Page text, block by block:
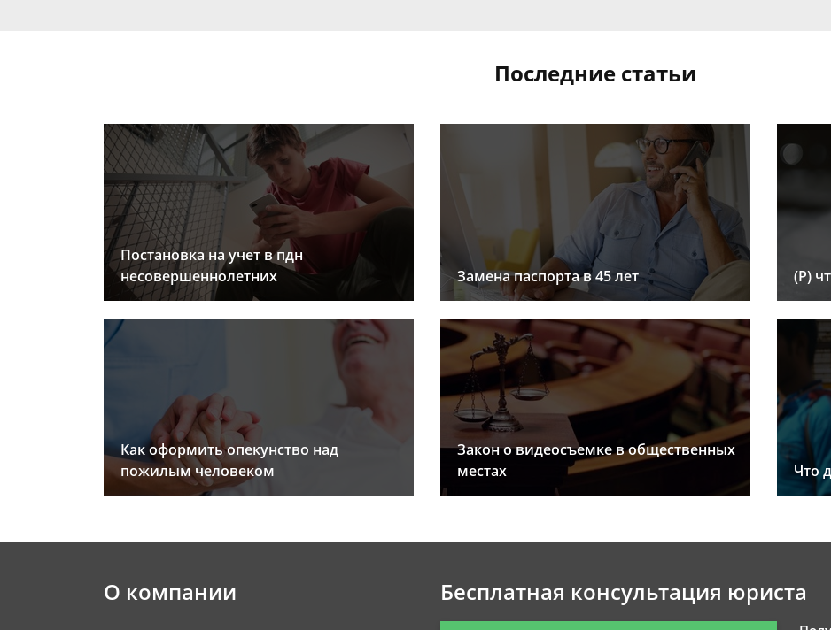
Последние статьи
Постановка на учет в пдн
несовершеннолетних
Замена паспорта в 45 лет (Р)
Как оформить опекунство над
пожилым человеком
Закон о видеосъемке в общественных
местах
Что
О компании Бесплатная консультация юриста